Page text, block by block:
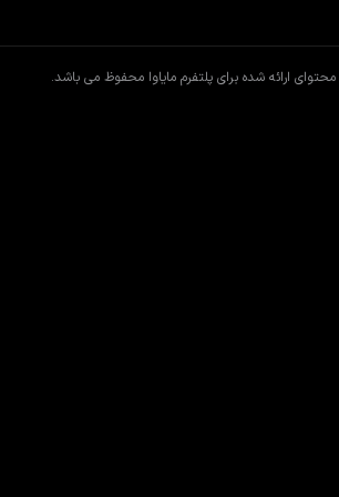
ارائه شده برای پلتفرم مایاوا محفوظ می باشد.